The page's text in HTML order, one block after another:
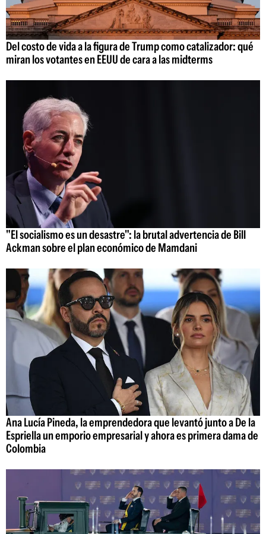
Del costo de vida a la figura de Trump como catalizador: qué
miran los votantes en EEUU de cara a las midterms
"El socialismo es un desastre": la brutal advertencia de Bill
Ackman sobre el plan económico de Mamdani
Ana Lucía Pineda, la emprendedora que levantó junto a De la
Espriella un emporio empresarial y ahora es primera dama de
Colombia